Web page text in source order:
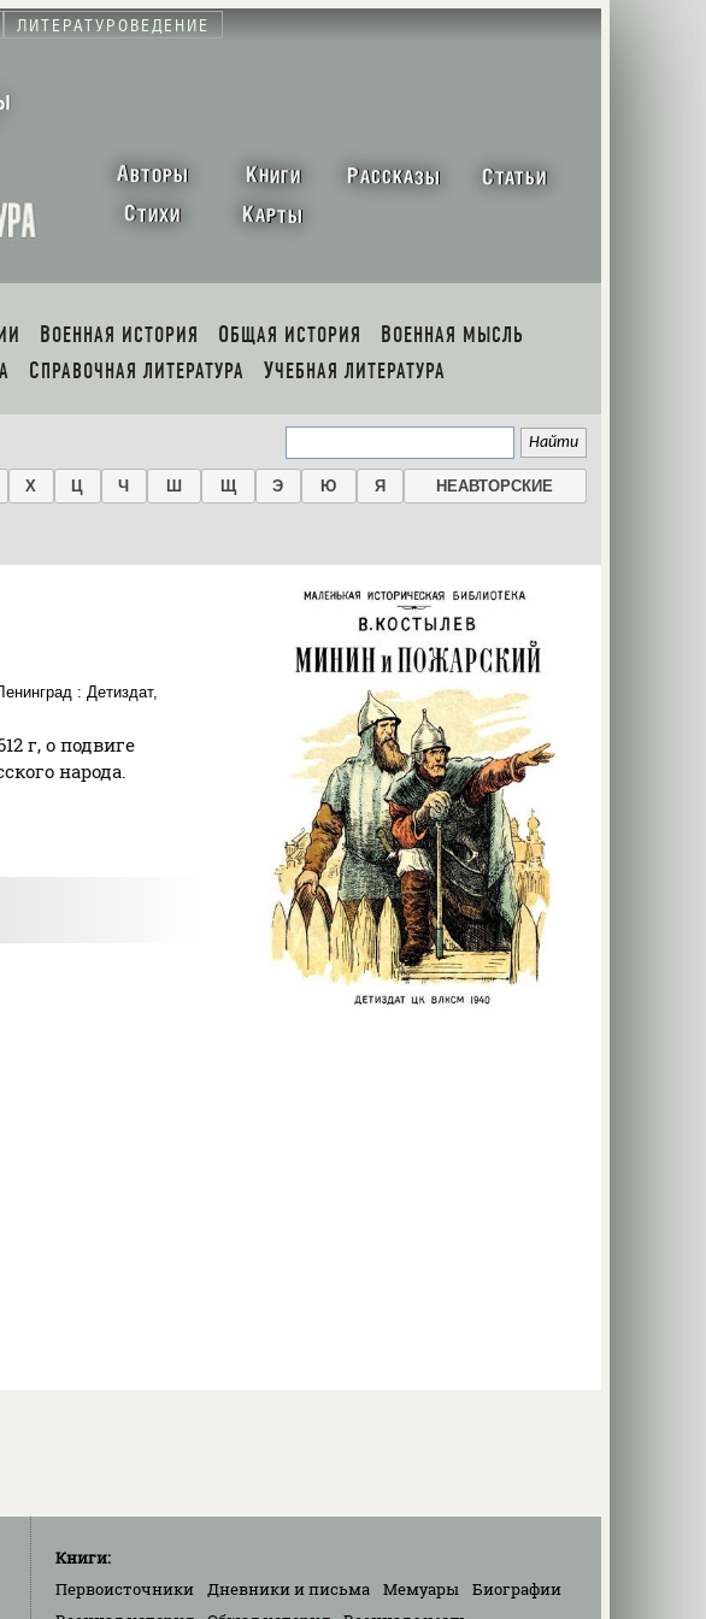
ЛИТЕРАТУРОВЕДЕНИЕ
АВТОРЫ КНИГИ РАССКАЗЫ СТАТЬИ
СТИХИ КАРТЫ
ВОЕННАЯ ИСТОРИЯ ОБЩАЯ ИСТОРИЯ
ВОЕННАЯ МЫСЛЬ
СПРАВОЧНАЯ ЛИТЕРАТУРА УЧЕБНАЯ ЛИТЕРАТУРА
Х Ц Ч Ш Щ Э Ю Я НЕАВТОРСКИЕ
: Детиздат,
г, о подвиге
народа.
Книги:
Первоисточники
Дневники и письма Мемуары
Биографии